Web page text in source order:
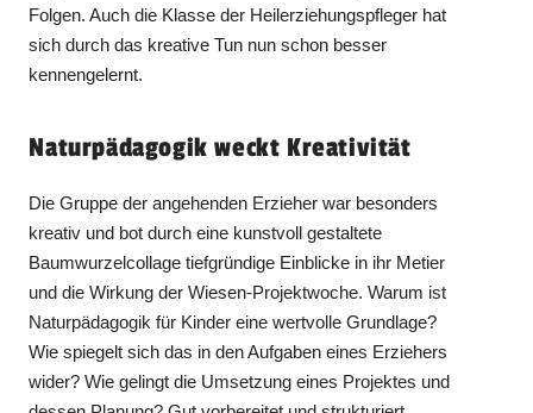
Folgen. Auch die Klasse der Heilerziehungspfleger hat
sich durch das kreative Tun nun schon besser
kennengelernt.
Naturpädagogik weckt Kreativität
Die Gruppe der angehenden Erzieher war besonders
kreativ und bot durch eine kunstvoll gestaltete
Baumwurzelcollage tiefgründige Einblicke in ihr Metier
und die Wirkung der Wiesen-Projektwoche. Warum ist
Naturpädagogik für Kinder eine wertvolle Grundlage?
Wie spiegelt sich das in den Aufgaben eines Erziehers
wider? Wie gelingt die Umsetzung eines Projektes und